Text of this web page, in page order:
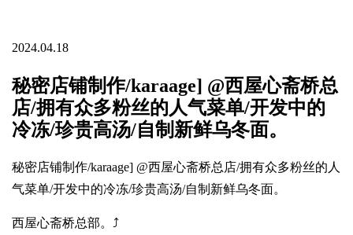
2024.04.18
秘密店铺制作/karaage] @西屋心斋桥总
店/拥有众多粉丝的人气菜单/开发中的
冷冻/珍贵高汤/自制新鲜乌冬面。
秘密店铺制作/karaage] @西屋心斋桥总店/拥有众多粉丝的人
气菜单/开发中的冷冻/珍贵高汤/自制新鲜乌冬面。
西屋心斋桥总部。⤴️